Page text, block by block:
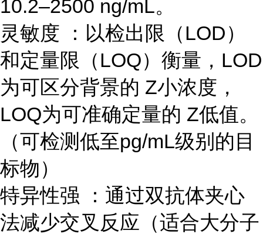
10.2–2500 ng/mL。
灵敏度 ：以检出限（LOD）
和定量限（LOQ）衡量，LOD
为可区分背景的 Z小浓度，
LOQ为可准确定量的 Z低值。
（可检测低至pg/mL级别的目
标物）
特异性强 ：通过双抗体夹心
法减少交叉反应（适合大分子